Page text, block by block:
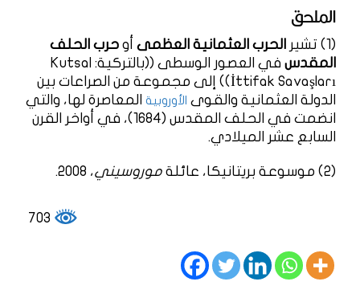
الملحق
(1) تشير الحرب العثمانية العظمى أو حرب الحلف
المقدس
في العصور الوسطى ((بالتركية: Kutsal
İttifak Savaşları)‏) إلى مجموعة من الصراعات بين
الدولة العثمانية والقوى الأوروبية المعاصرة لها، والتي
انضمت في الحلف المقدس (1684)، في أواخر القرن
السابع عشر الميلادي.
(2) موسوعة بريتانيكا، عائلة موروسيني، 2008.